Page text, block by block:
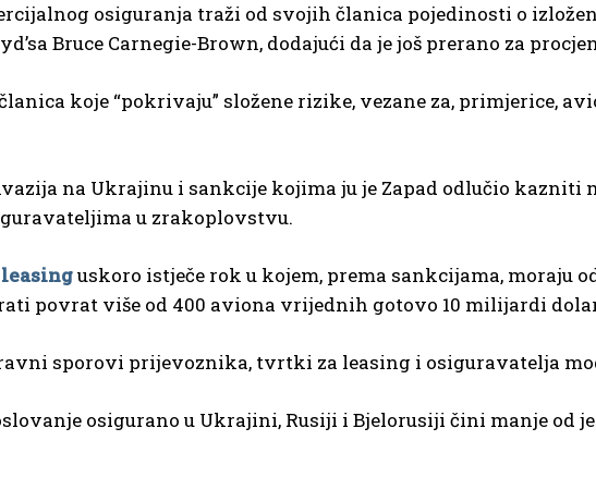
osiguranja traži od svojih članica pojedinosti o
Bruce Carnegie-Brown, dodajući da je još prerano za
koje “pokrivaju” složene rizike, vezane za, primjerice,
na Ukrajinu i sankcije kojima ju je Zapad odlučio kazniti
u zrakoplovstvu.
leasinguskoro istječe rok u kojem, prema sankcijama, moraju
povrat više od 400 aviona vrijednih gotovo 10 milijardi
sporovi prijevoznika, tvrtki za leasing i osiguravatelja
osigurano u Ukrajini, Rusiji i Bjelorusiji čini manje od